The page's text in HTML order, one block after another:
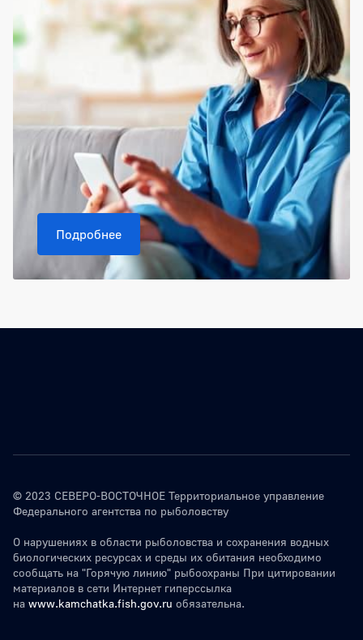
Подробнее
© 2023 СЕВЕРО-ВОСТОЧНОЕ Территориальное управление
Федерального агентства по рыболовству
О нарушениях в области рыболовства и сохранения водных
биологических ресурсах и среды их обитания необходимо
сообщать на "Горячую линию" рыбоохраны При цитировании
материалов в сети Интернет гиперссылка
на www.kamchatka.fish.gov.ru обязательна.